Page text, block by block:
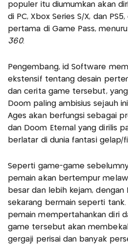
populer itu diumumkan akan
di PC, Xbox Series S/X, dan
pertama di Game Pass,
360.
Pengembang, id Software
ekstensif tentang desain
dan cerita game tersebut,
Doom paling ambisius sejauh
Ages akan berfungsi sebagai
dan Doom Eternal yang dirilis
berlatar di dunia fantasi gelap/
Seperti game-game
pemain akan bertempur
besar dan lebih kejam, dengan
sekarang bermain seperti
pemain mempertahankan diri
game tersebut akan
gergaji perisai dan banyak